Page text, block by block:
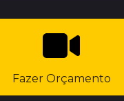
Fazer Orçamento